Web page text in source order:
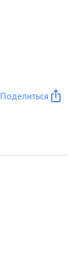
Поделиться